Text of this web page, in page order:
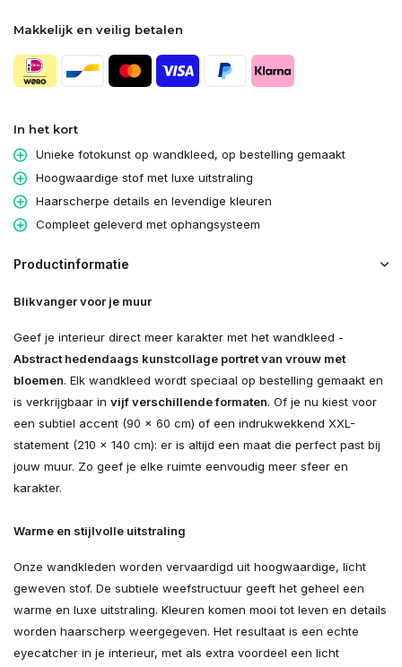
Makkelijk en veilig betalen
In het kort
Unieke fotokunst op wandkleed, op bestelling gemaakt
Hoogwaardige stof met luxe uitstraling
Haarscherpe details en levendige kleuren
Compleet geleverd met ophangsysteem
Productinformatie
Blikvanger voor je muur
Geef je interieur direct meer karakter met het wandkleed -
Abstract hedendaags kunstcollage portret van vrouw met
bloemen. Elk wandkleed wordt speciaal op bestelling gemaakt en
is verkrijgbaar in vijf verschillende formaten. Of je nu kiest voor
een subtiel accent (90 × 60 cm) of een indrukwekkend XXL-
statement (210 × 140 cm): er is altijd een maat die perfect past bij
jouw muur. Zo geef je elke ruimte eenvoudig meer sfeer en
karakter.
Warme en stijlvolle uitstraling
Onze wandkleden worden vervaardigd uit hoogwaardige, licht
geweven stof. De subtiele weefstructuur geeft het geheel een
warme en luxe uitstraling. Kleuren komen mooi tot leven en details
worden haarscherp weergegeven. Het resultaat is een echte
eyecatcher in je interieur, met als extra voordeel een licht